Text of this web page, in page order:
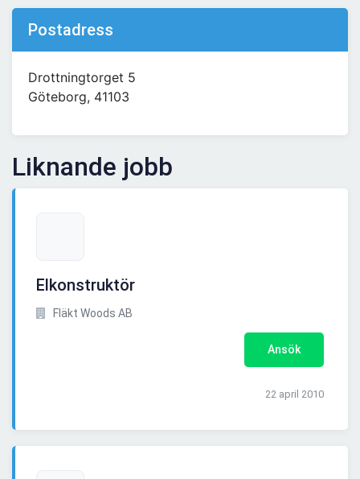
Postadress
Drottningtorget 5
Göteborg, 41103
Liknande jobb
Elkonstruktör
Fläkt Woods AB
Ansök
22 april 2010